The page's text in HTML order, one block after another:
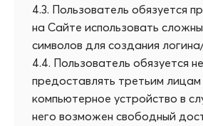
4.3. Пользователь обязуется
на Сайте использовать
символов для создания
4.4. Пользователь обязуется не
предоставлять третьим лицам
компьютерное устройство в
него возможен свободный